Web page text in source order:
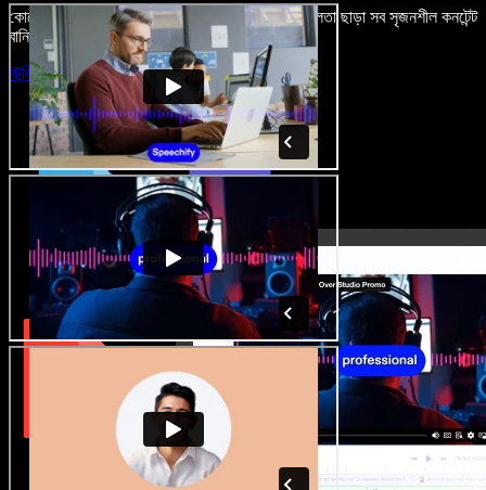
কোনো শেখার ঝামেলা নেই, শুধু ব্রাউজারে খুলুন—আর দুর্বলতা ছাড়া সব সৃজনশীল কনটেন্ট
বানিয়ে ফেলুন।
স্টুডিও চালু করুন